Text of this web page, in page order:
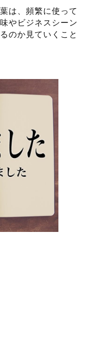
は、頻繁に使って
やビジネスシーン
のか見ていくこと